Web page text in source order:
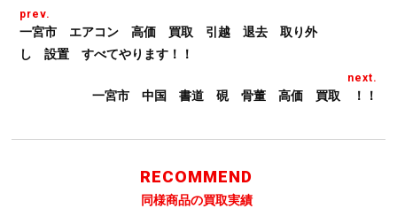
prev.
一宮市 エアコン 高価 買取 引越 退去 取り外
し 設置 すべてやります！！
next.
一宮市 中国 書道 硯 骨董 高価 買取 ！！
RECOMMEND
同様商品の買取実績